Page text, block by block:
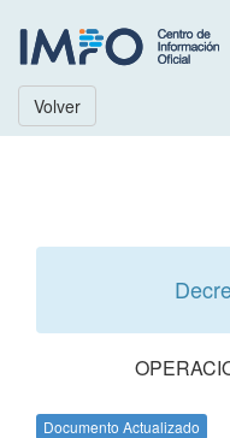
Volver
Documento Actualizado